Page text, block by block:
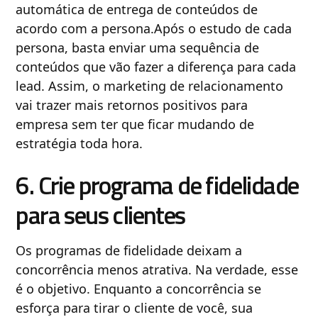
automática de entrega de conteúdos de
acordo com a persona.Após o estudo de cada
persona, basta enviar uma sequência de
conteúdos que vão fazer a diferença para cada
lead. Assim, o marketing de relacionamento
vai trazer mais retornos positivos para
empresa sem ter que ficar mudando de
estratégia toda hora.
6. Crie programa de fidelidade
para seus clientes
Os programas de fidelidade deixam a
concorrência menos atrativa. Na verdade, esse
é o objetivo. Enquanto a concorrência se
esforça para tirar o cliente de você, sua